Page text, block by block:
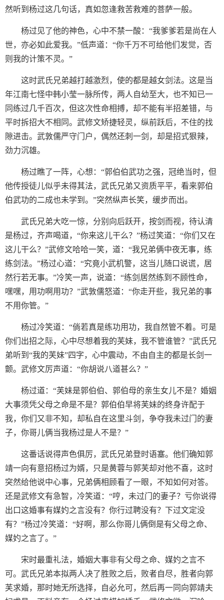
然听到杨过这几句话，真如忽逢救苦救难的菩萨一般。
杨过见了他的神色，心中不禁一酸：“我爹爹若是尚在人
世，亦必如此爱我。”低声道：“你千万不可给他们发觉，否
则我的计策不灵。”
这时武氏兄弟越打越激烈，使的都是越女剑法。这是当
年江南七怪中韩小莹一脉所传，两人自幼至大，也不知已一
同练过几千百次，但这次性命相搏，却不能有半招差错，与
平时拆招大不相同。武修文矫捷轻灵，纵前跃后，不住的找
隙进击。武敦儒严守门户，偶然还刺一剑，却是招式狠辣，
劲力沉雄。
杨过瞧了一阵，心想：“郭伯伯武功之强，冠绝当时，但
他传授徒儿似乎未得其法，武氏兄弟又资质平平，看来郭伯
伯武功的二成也未学到。”突然纵声长笑，缓步而出。
武氏兄弟大吃一惊，分别向后跃开，按剑而视，待认清
是杨过，齐声喝道，“你来这儿干么？”杨过笑道：“你们又在
这儿干么？”武修文哈哈一笑，道：“我兄弟俩中夜无事，练
练剑法。”杨过心道：“究竟小武机警，这当儿随口说谎，居
然行若无事。”冷笑一声，说道：“练剑居然练到不顾性命，
嘿嘿，用功啊用功？”武敦儒怒道：“你走开些，我兄弟的事
不用你管。”
杨过冷笑道：“倘若真是练功用功，我自然管不着。可是
你们出招之际，心中尽想着我的芙妹，我不管谁管？”武氏兄
弟听到“我的芙妹”四字，心中震动，不由自主的都是长剑一
颤。武修文厉声道：“你胡说八道甚么？”
杨过道：“芙妹是郭伯伯、郭伯母的亲生女儿不是？婚姻
大事须凭父母之命是不是？郭伯伯早将芙妹的终身许配于
我，你们又非不知，却私自在这里斗剑，争夺我未过门的妻
子，你哥儿俩当我杨过是人不是？”
这番话说得声色俱厉，武氏兄弟登时语塞。他们确知郭
靖一向有意招杨过为婿，只是黄蓉与郭芙却对他不喜，这时
突然给他说中心事，兄弟俩相顾看了一眼，不知如何对答。
还是武修文有急智，冷笑道：“哼，未过门的妻子？亏你说得
出口这婚事有媒妁之言没有？你行过聘没有？下过文定没
有？”杨过冷笑道：“好啊，那么你哥儿俩倒是有父母之命、
媒妁之言了。”
宋时最重礼法，婚姻大事非有父母之命、媒妁之言不
可。武氏兄弟本拟两人决了胜败之后，败者自尽，胜者向郭
芙求婚，那时她无所选择，自必允可，然后再一同向郭靖夫